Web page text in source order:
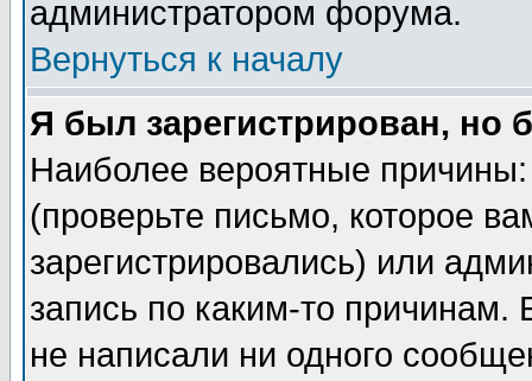
администратором форума.
Вернуться к началу
Я был зарегистрирован, но
Наиболее вероятные
(проверьте письмо, которое
зарегистрировались) или
запись по каким-то
не написали ни одного